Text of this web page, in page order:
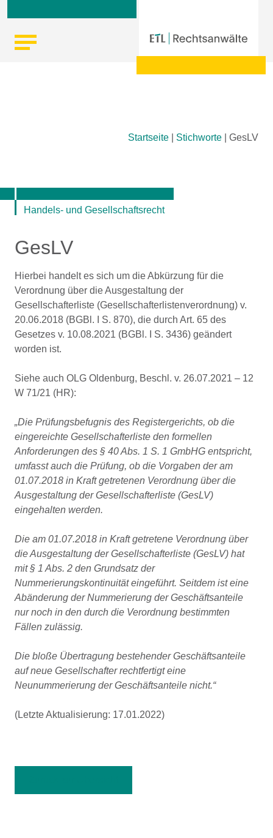
Startseite Stichworte GesLV
Handels- und Gesellschaftsrecht
GesLV
Hierbei handelt es sich um die Abkürzung für die
Verordnung über die Ausgestaltung der
Gesellschafterliste (Gesellschafterlistenverordnung) v.
20.06.2018 (BGBl. I S. 870), die durch Art. 65 des
Gesetzes v. 10.08.2021 (BGBl. I S. 3436) geändert
worden ist.
Siehe auch OLG Oldenburg, Beschl. v. 26.07.2021 – 12
W 71/21 (HR):
„Die Prüfungsbefugnis des Registergerichts, ob die
eingereichte Gesellschafterliste den formellen
Anforderungen des § 40 Abs. 1 S. 1 GmbHG entspricht,
umfasst auch die Prüfung, ob die Vorgaben der am
01.07.2018 in Kraft getretenen Verordnung über die
Ausgestaltung der Gesellschafterliste (GesLV)
eingehalten werden.
Die am 01.07.2018 in Kraft getretene Verordnung über
die Ausgestaltung der Gesellschafterliste (GesLV) hat
mit § 1 Abs. 2 den Grundsatz der
Nummerierungskontinuität eingeführt. Seitdem ist eine
Abänderung der Nummerierung der Geschäftsanteile
nur noch in den durch die Verordnung bestimmten
Fällen zulässig.
Die bloße Übertragung bestehender Geschäftsanteile
auf neue Gesellschafter rechtfertigt eine
Neunummerierung der Geschäftsanteile nicht.“
(Letzte Aktualisierung: 17.01.2022)